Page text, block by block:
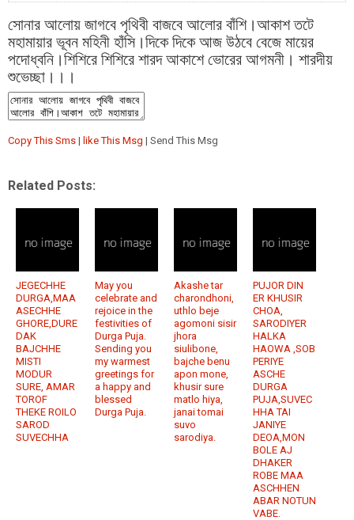
সোনার আলোয় জাগবে পৃথিবী বাজবে আলোর বাঁশি।আকাশ তটে
মহামায়ার ভূবন মহিনী হাঁসি।দিকে দিকে আজ উঠবে বেজে মায়ের
পদোধ্বনি।শিশিরে শিশিরে শারদ আকাশে ভোরের আগমনী। শারদীয়
শুভেচ্ছা।।।
Copy This Sms | like This Msg | Send This Msg
Related Posts:
JEGECHHE
DURGA,MAA
ASECHHE
GHORE,DURE
DAK
BAJCHHE
MISTI
MODUR
SURE, AMAR
TOROF
THEKE ROILO
SAROD
SUVECHHA
May you
celebrate and
rejoice in the
festivities of
Durga Puja.
Sending you
my warmest
greetings for
a happy and
blessed
Durga Puja.
Akashe tar
charondhoni,
uthlo beje
agomoni sisir
jhora
siulibone,
bajche benu
apon mone,
khusir sure
matlo hiya,
janai tomai
suvo
sarodiya.
PUJOR DIN
ER KHUSIR
CHOA,
SARODIYER
HALKA
HAOWA ,SOB
PERIYE
ASCHE
DURGA
PUJA,SUVEC
HHA TAI
JANIYE
DEOA,MON
BOLE AJ
DHAKER
ROBE MAA
ASCHHEN
ABAR NOTUN
VABE.